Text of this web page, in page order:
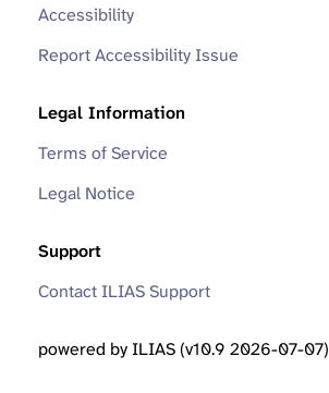
Accessibility
Report Accessibility Issue
Legal Information
Terms of Service
Legal Notice
Support
Contact ILIAS Support
powered by ILIAS (v10.9 2026-07-07)